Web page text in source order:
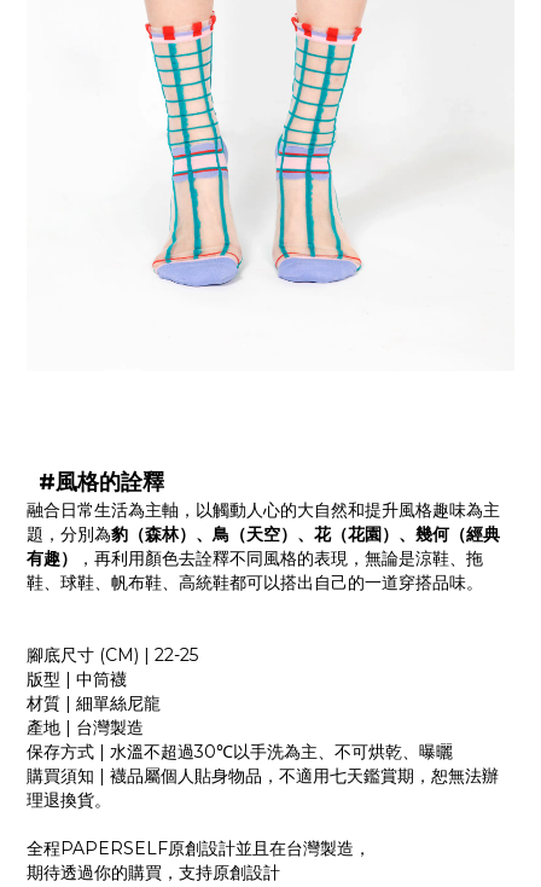
#風格的詮釋
融合日常生活為主軸，以觸動人心的大自然和提升風格趣味為主
題，分別為豹（森林）、鳥（天空）、花（花園）、幾何（經典
有趣）
，再利用顏色去詮釋不同風格的表現，無論是涼鞋、拖
鞋、球鞋、帆布鞋、高統鞋都可以搭出自己的一道穿搭品味。
腳底尺寸 (CM) | 22-25
版型 | 中筒襪
材質 | 細單絲尼龍
產地 | 台灣製造
保存方式 | 水溫不超過30℃以手洗為主、不可烘乾、曝曬
購買須知 | 襪品屬個人貼身物品，不適用七天鑑賞期，恕無法辦
理退換貨。
全程PAPERSELF原創設計並且在台灣製造，
期待透過你的購買，支持原創設計